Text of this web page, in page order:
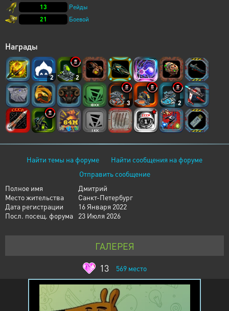
13
Рейды
21
Боевой
Награды
2 2
3 2
Найти темы на форуме
Найти сообщения на форуме
Отправить сообщение
Полное имя
Дмитрий
Место жительства
Санкт-Петербург
Дата регистрации
16 Января 2022
Посл. посещ. форума
23 Июля 2026
ГАЛЕРЕЯ
13
569место